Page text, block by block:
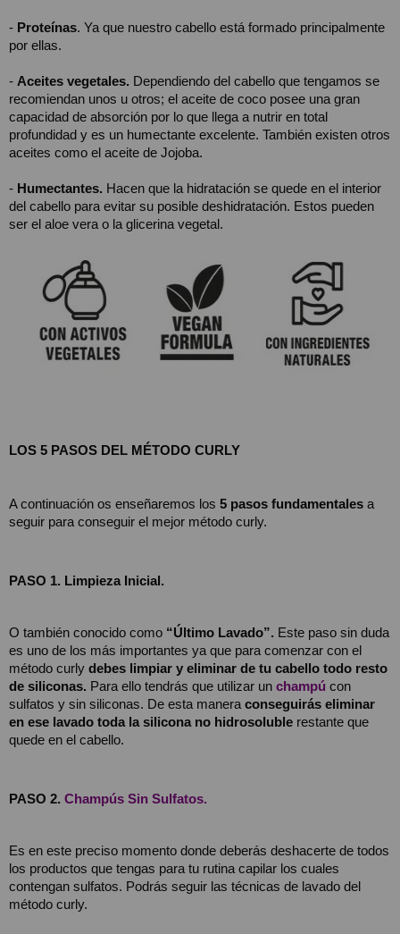
- Proteínas. Ya que nuestro cabello está formado principalmente
por ellas.
- Aceites vegetales. Dependiendo del cabello que tengamos se
recomiendan unos u otros; el aceite de coco posee una gran
capacidad de absorción por lo que llega a nutrir en total
profundidad y es un humectante excelente. También existen otros
aceites como el aceite de Jojoba.
- Humectantes. Hacen que la hidratación se quede en el interior
del cabello para evitar su posible deshidratación. Estos pueden
ser el aloe vera o la glicerina vegetal.
LOS 5 PASOS DEL MÉTODO CURLY
A continuación os enseñaremos los 5 pasos fundamentales a
seguir para conseguir el mejor método curly.
PASO 1. Limpieza Inicial.
O también conocido como “Último Lavado”. Este paso sin duda
es uno de los más importantes ya que para comenzar con el
método curly debes limpiar y eliminar de tu cabello todo resto
de siliconas. Para ello tendrás que utilizar un champú con
sulfatos y sin siliconas. De esta manera conseguirás eliminar
en ese lavado toda la silicona no hidrosoluble restante que
quede en el cabello.
PASO 2. Champús Sin Sulfatos.
Es en este preciso momento donde deberás deshacerte de todos
los productos que tengas para tu rutina capilar los cuales
contengan sulfatos. Podrás seguir las técnicas de lavado del
método curly.